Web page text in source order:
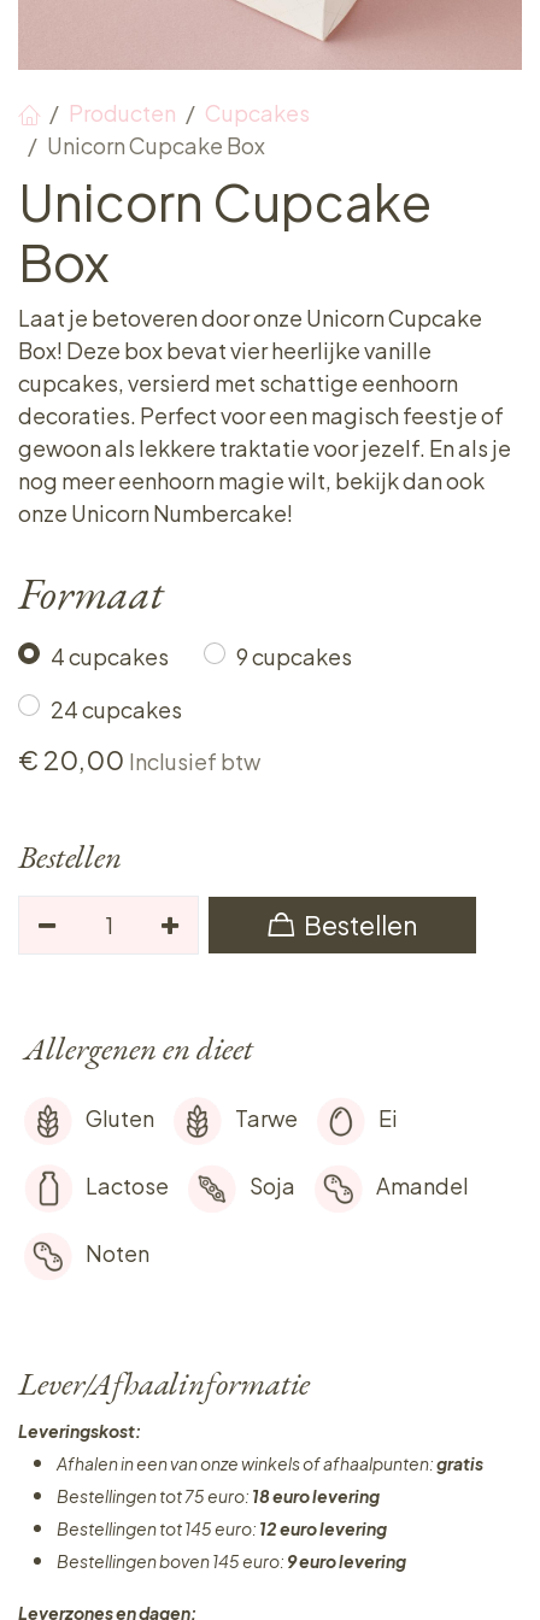
Producten
Cupcakes
Unicorn Cupcake Box
Unicorn Cupcake
Box
Laat je betoveren door onze Unicorn Cupcake
Box! Deze box bevat vier heerlijke vanille
cupcakes, versierd met schattige eenhoorn
decoraties. Perfect voor een magisch feestje of
gewoon als lekkere traktatie voor jezelf. En als je
nog meer eenhoorn magie wilt, bekijk dan ook
onze Unicorn Numbercake!
Formaat
4 cupcakes
9 cupcakes
24 cupcakes
€ 20,00 Inclusief btw
Bestellen
Bestellen
Allergenen en dieet
Gluten Tarwe Ei
Lactose Soja Amandel
Noten
Lever/Afhaalinformatie
Leveringskost:
Afhalen in een van onze winkels of afhaalpunten:gratis
Bestellingen tot 75 euro: 18 euro levering
Bestellingen tot 145 euro: 12 euro levering
Bestellingen boven 145 euro: 9 euro levering
Leverzones en dagen: